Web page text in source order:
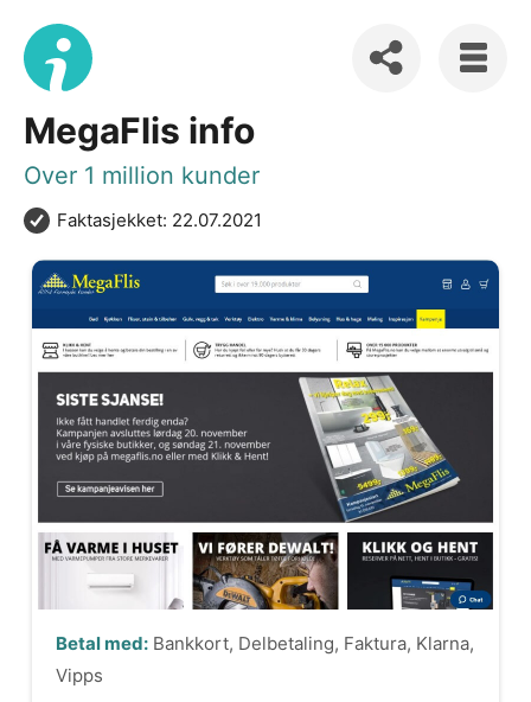
MegaFlis info
Over 1 million kunder
Faktasjekket: 22.07.2021
Betal med: Bankkort, Delbetaling, Faktura, Klarna,
Vipps